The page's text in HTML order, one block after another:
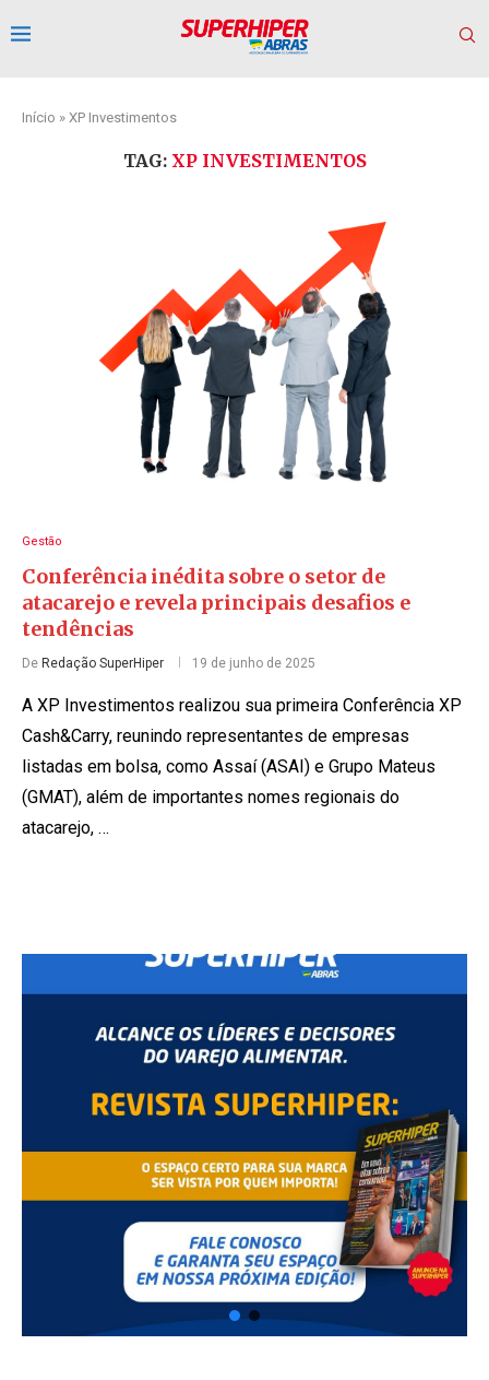
Início » XP Investimentos
TAG: XP INVESTIMENTOS
Gestão
Conferência inédita sobre o setor de
atacarejo e revela principais desafios e
tendências
De Redação SuperHiper 19 de junho de 2025
A XP Investimentos realizou sua primeira Conferência XP
Cash&Carry, reunindo representantes de empresas
listadas em bolsa, como Assaí (ASAI) e Grupo Mateus
(GMAT), além de importantes nomes regionais do
atacarejo, …